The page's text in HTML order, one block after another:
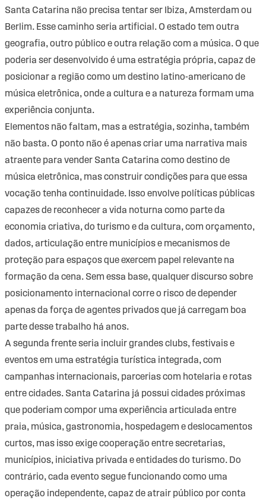
Santa Catarina não precisa tentar ser Ibiza, Amsterdam ou
Berlim. Esse caminho seria artificial. O estado tem outra
geografia, outro público e outra relação com a música. O que
poderia ser desenvolvido é uma estratégia própria, capaz de
posicionar a região como um destino latino-americano de
música eletrônica, onde a cultura e a natureza formam uma
experiência conjunta.
Elementos não faltam, mas a estratégia, sozinha, também
não basta. O ponto não é apenas criar uma narrativa mais
atraente para vender Santa Catarina como destino de
música eletrônica, mas construir condições para que essa
vocação tenha continuidade. Isso envolve políticas públicas
capazes de reconhecer a vida noturna como parte da
economia criativa, do turismo e da cultura, com orçamento,
dados, articulação entre municípios e mecanismos de
proteção para espaços que exercem papel relevante na
formação da cena. Sem essa base, qualquer discurso sobre
posicionamento internacional corre o risco de depender
apenas da força de agentes privados que já carregam boa
parte desse trabalho há anos.
A segunda frente seria incluir grandes clubs, festivais e
eventos em uma estratégia turística integrada, com
campanhas internacionais, parcerias com hotelaria e rotas
entre cidades. Santa Catarina já possui cidades próximas
que poderiam compor uma experiência articulada entre
praia, música, gastronomia, hospedagem e deslocamentos
curtos, mas isso exige cooperação entre secretarias,
municípios, iniciativa privada e entidades do turismo. Do
contrário, cada evento segue funcionando como uma
operação independente, capaz de atrair público por conta